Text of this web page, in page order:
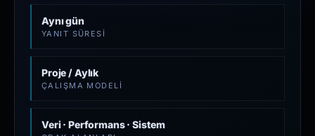
Aynı gün
YANIT SÜRESI
Proje / Aylık
ÇALIŞMA MODELI
Veri · Performans · Sistem